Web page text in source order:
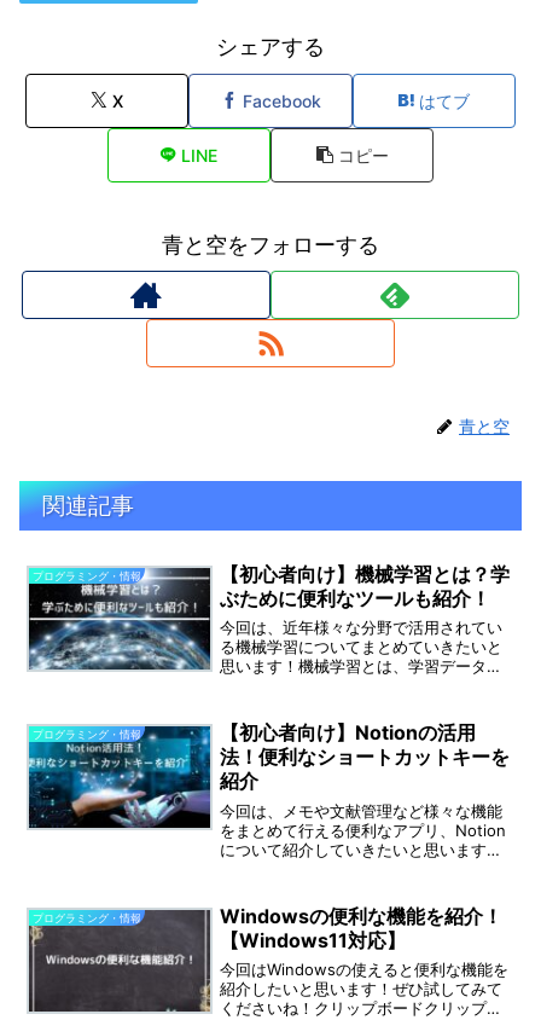
シェアする
X Facebook はてブ
LINE コピー
青と空をフォローする
青と空
関連記事
プログラミング・情報
【初心者向け】機械学習とは？学
ぶために便利なツールも紹介！
今回は、近年様々な分野で活用されてい
る機械学習についてまとめていきたいと
思います！機械学習とは、学習データか
手法のことです。機械学習を用いて、画
像処理によるデジタル画...
プログラミング・情報
【初心者向け】Notionの活用
法！便利なショートカットキーを
紹介
今回は、メモや文献管理など様々な機能
をまとめて行える便利なアプリ、Notion
について紹介していきたいと思います！
の機能は多岐にわたり、使いこなせれば
日々の作業効...
プログラミング・情報
Windowsの便利な機能を紹介！
【Windows11対応】
今回はWindowsの使えると便利な機能を
紹介したいと思います！ぜひ試してみて
くださいね！クリップボードクリップボ